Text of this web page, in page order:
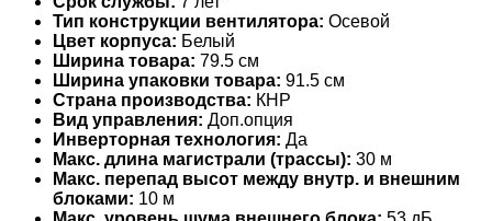
Тип конструкции вентилятора: Осевой
Цвет корпуса: Белый
Ширина товара: 79.5 см
Ширина упаковки товара: 91.5 см
Страна производства: КНР
Вид управления: Доп.опция
Инверторная технология: Да
Макс. длина магистрали (трассы): 30 м
Макс. перепад высот между внутр. и внешним
блоками: 10 м